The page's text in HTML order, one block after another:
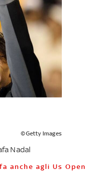
©Getty Images
Nadal
anche agli Us Open